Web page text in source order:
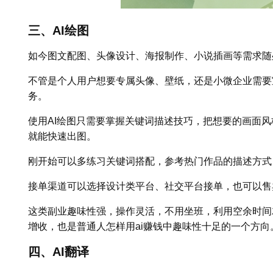
三、AI绘图
如今图文配图、头像设计、海报制作、小说插画等需求
不管是个人用户想要专属头像、壁纸，还是小微企业需
务。
使用AI绘图只需要掌握关键词描述技巧，把想要的画面
就能快速出图。
刚开始可以多练习关键词搭配，参考热门作品的描述方
接单渠道可以选择设计类平台、社交平台接单，也可以
这类副业趣味性强，操作灵活，不用坐班，利用空余时
增收，也是普通人怎样用ai赚钱中趣味性十足的一个方向
四、AI翻译